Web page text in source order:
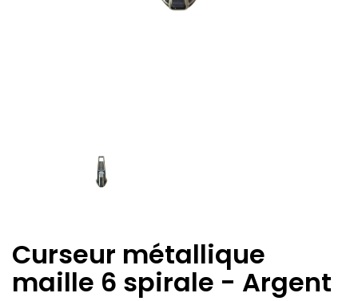
Curseur métallique
maille 6 spirale - Argent